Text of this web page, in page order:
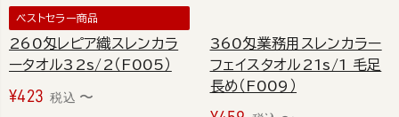
ベストセラー商品
260匁レピア織スレンカラ
ータオル32s/2（F005）
¥423 税込 〜
360匁業務用スレンカラー
フェイスタオル21s/1 毛足
長め（F009）